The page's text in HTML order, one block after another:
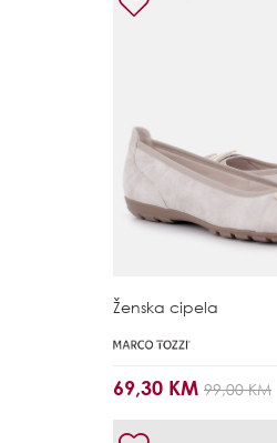
Ženska cipela
69,30 KM 99,00 KM